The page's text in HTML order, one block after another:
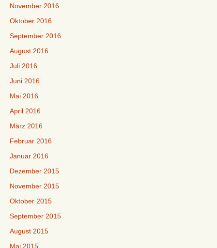
November 2016
Oktober 2016
September 2016
August 2016
Juli 2016
Juni 2016
Mai 2016
April 2016
März 2016
Februar 2016
Januar 2016
Dezember 2015
November 2015
Oktober 2015
September 2015
August 2015
Mai 2015